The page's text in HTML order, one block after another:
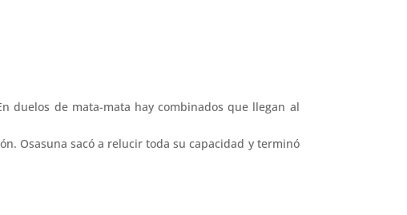
duelos de mata-mata hay combinados que llegan al
Osasuna sacó a relucir toda su capacidad y terminó